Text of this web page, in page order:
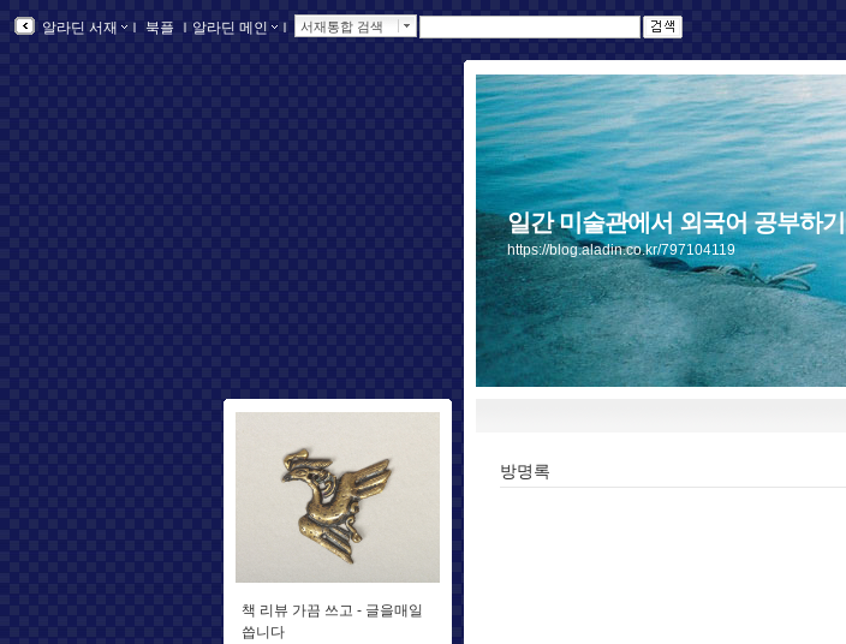
알라딘 서재 ｌ 북플 ｌ 알라딘 메인 ｌ 서재통합 검색
일간 미술관에서 외국어 공부하기
https://blog.aladin.co.kr/797104119
방명록
책 리뷰 가끔 쓰고 - 글을매일
씁니다